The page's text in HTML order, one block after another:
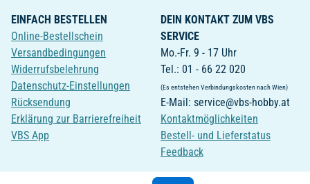
EINFACH BESTELLEN
Online-Bestellschein
Versandbedingungen
Widerrufsbelehrung
Datenschutz-Einstellungen
Rücksendung
Erklärung zur Barrierefreiheit
VBS App
DEIN KONTAKT ZUM VBS
SERVICE
Mo.-Fr. 9 - 17 Uhr
Tel.: 01 - 66 22 020
(Es entstehen Verbindungskosten nach Wien)
E-Mail: service@vbs-hobby.at
Kontaktmöglichkeiten
Bestell- und Lieferstatus
Feedback